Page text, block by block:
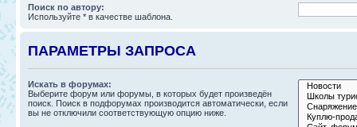
Поиск по автору:
Используйте * в качестве шаблона.
ПАРАМЕТРЫ ЗАПРОСА
Искать в форумах:
Выберите форум или форумы, в которых будет произведён
поиск. Поиск в подфорумах производится автоматически, если
вы не отключили соответствующую опцию ниже.